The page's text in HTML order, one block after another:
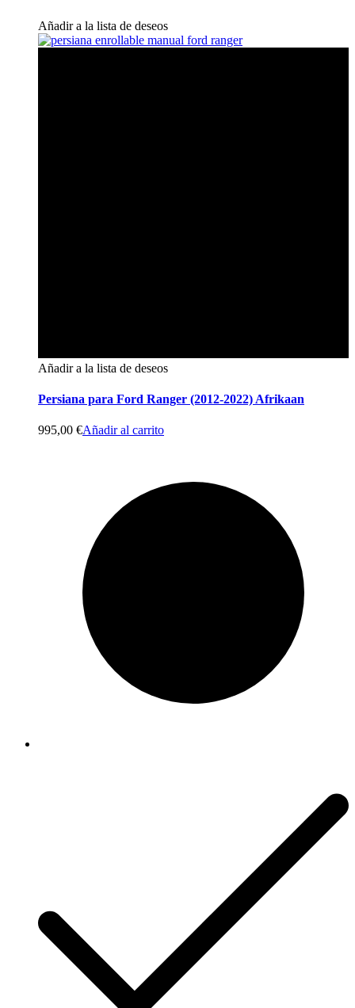
Añadir a la lista de deseos
Añadir a la lista de deseos
Persiana para Ford Ranger (2012-2022) Afrikaan
995,00 €Añadir al carrito